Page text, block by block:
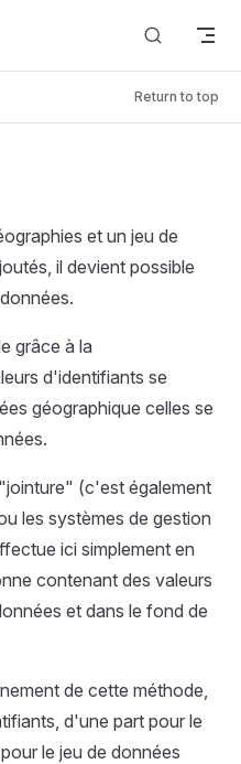
Return to top
et un jeu de
il devient possible
grâce à la
d'identifiants se
géographique celles se
(c'est également
les systèmes de gestion
ici simplement en
contenant des valeurs
et dans le fond de
de cette méthode,
d'une part pour le
le jeu de données